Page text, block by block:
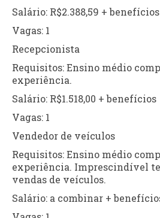
Salário: R$2.388,59 + benefícios
Vagas: 1
Recepcionista
Requisitos: Ensino médio
experiência.
Salário: R$1.518,00 + benefícios
Vagas: 1
Vendedor de veículos
Requisitos: Ensino médio
experiência. Imprescindível
vendas de veículos.
Salário: a combinar +